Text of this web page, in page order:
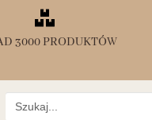
3000 PRODUKTÓW
Search
for: